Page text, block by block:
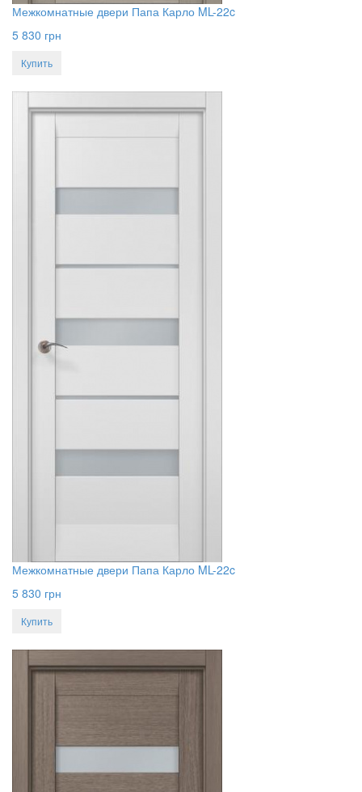
Межкомнатные двери Папа Карло ML-22c
5 830 грн
Купить
Межкомнатные двери Папа Карло ML-22c
5 830 грн
Купить